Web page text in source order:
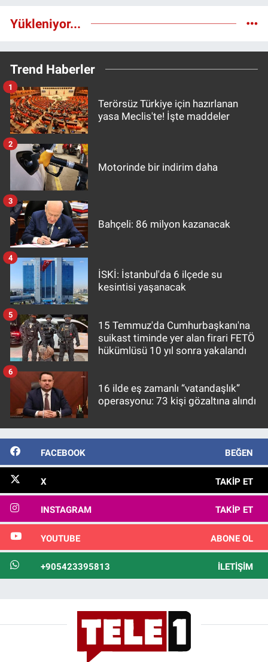
Yükleniyor...
Trend Haberler
Terörsüz Türkiye için hazırlanan
yasa Meclis'te! İşte maddeler
1
Motorinde bir indirim daha
2
Bahçeli: 86 milyon kazanacak
3
İSKİ: İstanbul'da 6 ilçede su
kesintisi yaşanacak
4
15 Temmuz'da Cumhurbaşkanı'na
suikast timinde yer alan firari FETÖ
hükümlüsü 10 yıl sonra yakalandı
5
16 ilde eş zamanlı “vatandaşlık”
operasyonu: 73 kişi gözaltına alındı
6
FACEBOOK BEĞEN
X TAKIP ET
INSTAGRAM TAKIP ET
YOUTUBE ABONE OL
+905423395813 İLETIŞIM